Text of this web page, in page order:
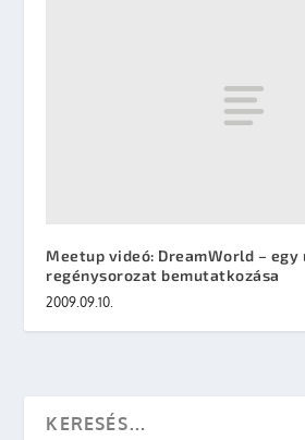
Meetup videó: DreamWorld – egy
regénysorozat bemutatkozása
2009.09.10.